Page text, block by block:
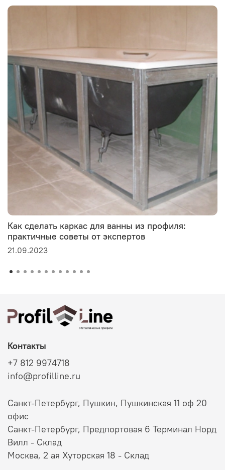
Как сделать каркас для ванны из профиля:
практичные советы от экспертов
21.09.2023
Контакты
+7 812 9974718
info@profilline.ru
Санкт-Петербург, Пушкин, Пушкинская 11 оф 20
офис
Санкт-Петербург, Предпортовая 6 Терминал Норд
Вилл - Склад
Москва, 2 ая Хуторская 18 - Склад